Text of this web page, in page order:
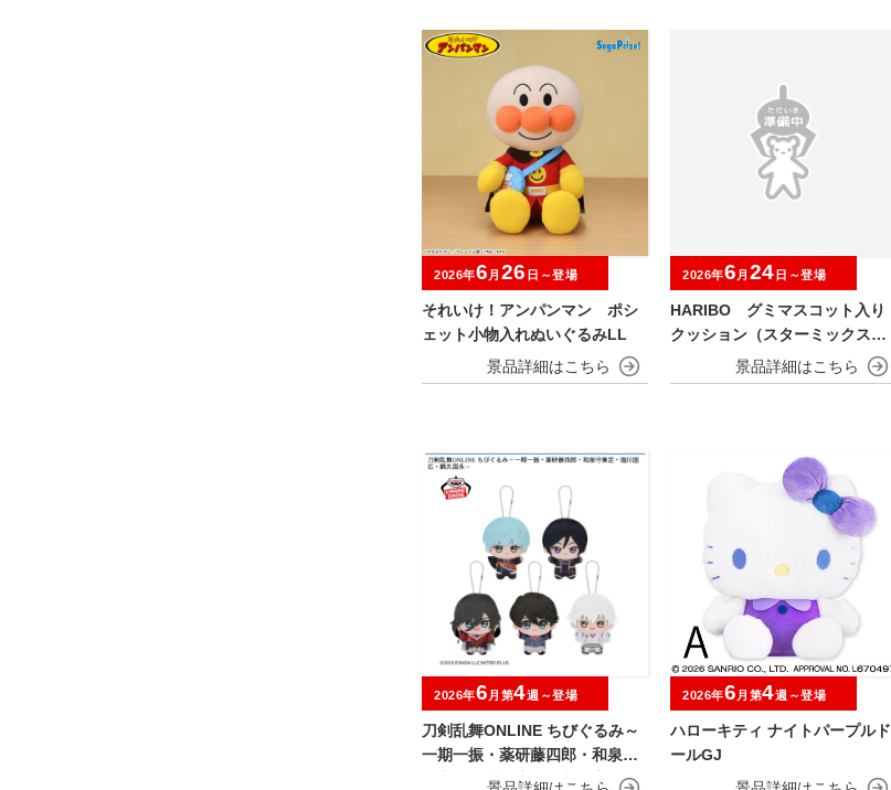
それいけ！アンパンマン ポシ
ェット小物入れぬいぐるみLL
2026年6 月 26 日～登場
HARIBO グミマスコット入り
クッション（スターミックス）
【ナムコ限定】
2026年6 月 24 日～登場
刀剣乱舞ONLINE ちびぐるみ～
一期一振・薬研藤四郎・和泉守
兼定・堀川国広・鶴丸国永～
2026年6 月第4週～登場
ハローキティ ナイトパープルド
ールGJ
2026年6 月第4週～登場